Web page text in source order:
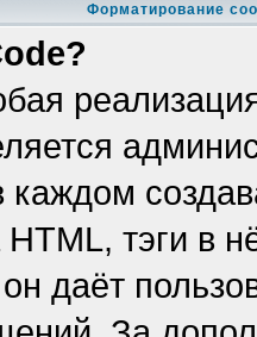
Форматирование
каждом
тэги в
даёт